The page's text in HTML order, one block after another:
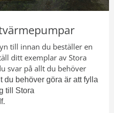
till innan du beställer en
ditt exemplar av Stora
svar på allt du behöver
du behöver göra är att fylla
till Stora